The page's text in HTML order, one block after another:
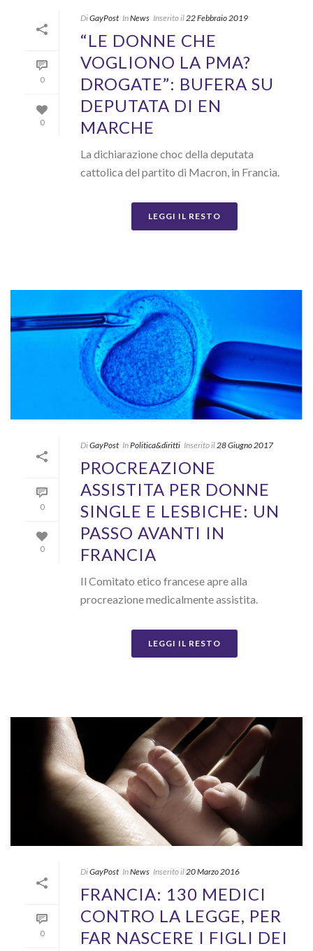
0
0
DiGayPost InNews Inserito il22 Febbraio 2019
“LE DONNE CHE
VOGLIONO LA PMA?
DROGATE”: BUFERA SU
DEPUTATA DI EN
MARCHE
La dichiarazione choc della deputata
cattolica del partito di Macron, in Francia.
LEGGI IL RESTO
0
0
DiGayPost InPolitica&diritti Inserito il 28 Giugno 2017
PROCREAZIONE
ASSISTITA PER DONNE
SINGLE E LESBICHE: UN
PASSO AVANTI IN
FRANCIA
Il Comitato etico francese apre alla
procreazione medicalmente assistita.
LEGGI IL RESTO
0
DiGayPost InNews Inserito il20 Marzo 2016
FRANCIA: 130 MEDICI
CONTRO LA LEGGE, PER
FAR NASCERE I FIGLI DEI